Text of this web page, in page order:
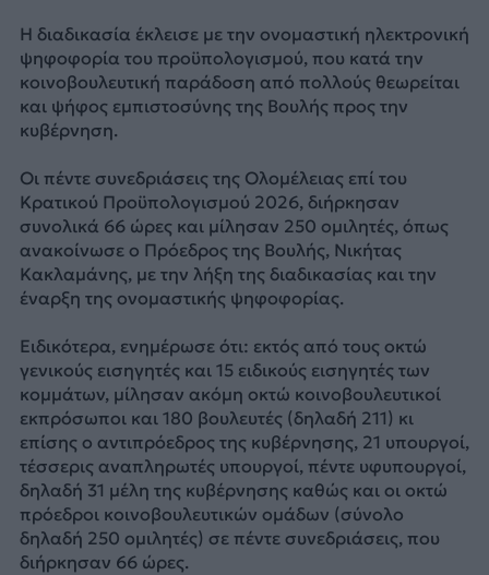
Η διαδικασία έκλεισε με την ονομαστική ηλεκτρονική
ψηφοφορία του προϋπολογισμού, που κατά την
κοινοβουλευτική παράδοση από πολλούς θεωρείται
και ψήφος εμπιστοσύνης της Βουλής προς την
κυβέρνηση.
Οι πέντε συνεδριάσεις της Ολομέλειας επί του
Κρατικού Προϋπολογισμού 2026, διήρκησαν
συνολικά 66 ώρες και μίλησαν 250 ομιλητές, όπως
ανακοίνωσε ο Πρόεδρος της Βουλής, Νικήτας
Κακλαμάνης, με την λήξη της διαδικασίας και την
έναρξη της ονομαστικής ψηφοφορίας.
Ειδικότερα, ενημέρωσε ότι: εκτός από τους οκτώ
γενικούς εισηγητές και 15 ειδικούς εισηγητές των
κομμάτων, μίλησαν ακόμη οκτώ κοινοβουλευτικοί
εκπρόσωποι και 180 βουλευτές (δηλαδή 211) κι
επίσης ο αντιπρόεδρος της κυβέρνησης, 21 υπουργοί,
τέσσερις αναπληρωτές υπουργοί, πέντε υφυπουργοί,
δηλαδή 31 μέλη της κυβέρνησης καθώς και οι οκτώ
πρόεδροι κοινοβουλευτικών ομάδων (σύνολο
δηλαδή 250 ομιλητές) σε πέντε συνεδριάσεις, που
διήρκησαν 66 ώρες.